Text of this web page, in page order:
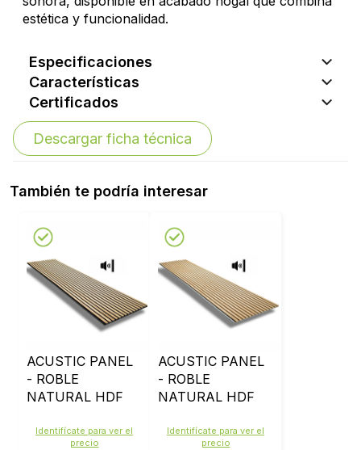
estética y funcionalidad.
Especificaciones
Características
Certificados
Descargar ficha técnica
También te podría interesar
ACUSTIC PANEL
- ROBLE
NATURAL HDF
Identifícate para ver el
precio
ACUSTIC PANEL
- ROBLE
NATURAL HDF
Identifícate para ver el
precio